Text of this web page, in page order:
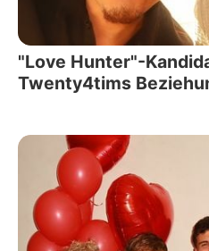
"Love Hunter"-
Twenty4tims